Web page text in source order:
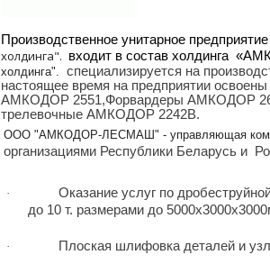
Производственное унитарное предприятие
холдинга". входит в состав холдинга
холдинга". специализируется на
настоящее время на предприятии
АМКОДОР 2551,Форвардеры АМКОДОР
трелевочные АМКОДОР 2242В.
ООО "АМКОДОР-ЛЕСМАШ" - управляющая
организациями Республики Беларусь и
·
Оказание услуг по
до 10 т. размерами до
· Плоская шлифовка деталей и